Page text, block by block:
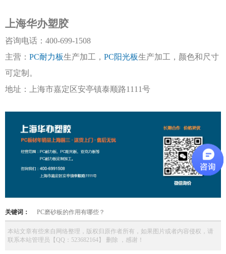
上海华办塑胶
咨询电话： 400-699-1508
主营： PC耐力板生产加工， PC阳光板生产加工，颜色和尺寸
可定制。
地址：上海市嘉定区安亭镇泰顺路1111号
关键词： PC磨砂板的作用有哪些？
本站文章有些来自网络整理，版权归原作者所有，如果图片或者内容侵权，请
联系本站管理员【QQ：523682164】 删除 ，感谢！